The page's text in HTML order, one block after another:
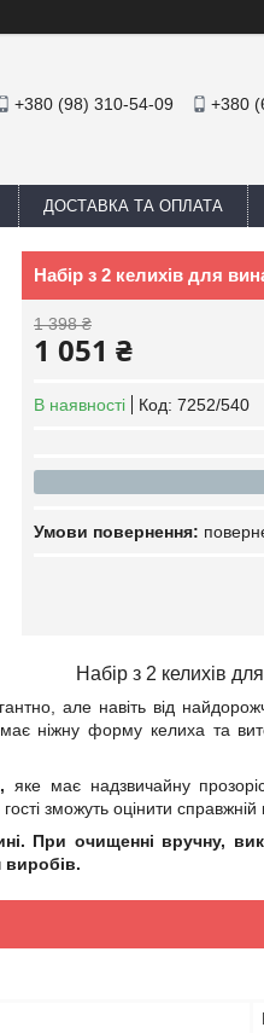
+380 (98) 310-54-09 +380
ДОСТАВКА ТА ОПЛАТА
Набір з 2 келихів для
1 398 ₴
1 051 ₴
В наявності Код: 7252/540
Набір з 2 келихів
але навіть від
ніжну форму келиха та
яке має надзвичайну
зможуть оцінити справжній
При очищенні вручну,